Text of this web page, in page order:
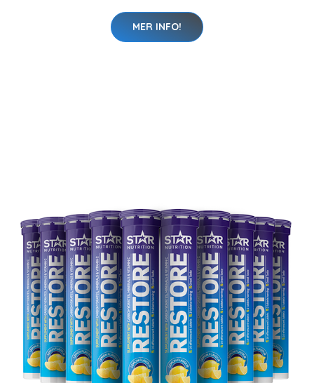
MER INFO!